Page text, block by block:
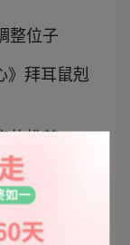
整位子
的推薦，